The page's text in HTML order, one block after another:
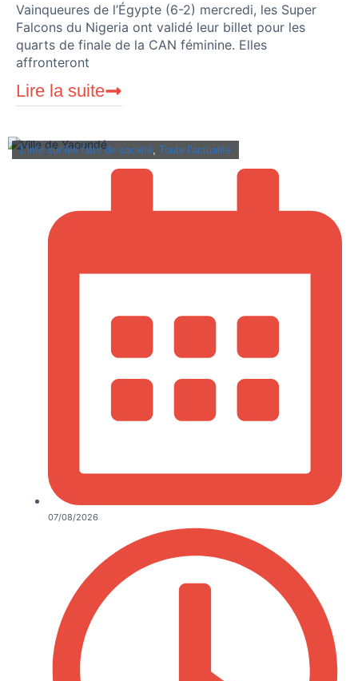
Vainqueures de l’Égypte (6-2) mercredi, les Super
Falcons du Nigeria ont validé leur billet pour les
quarts de finale de la CAN féminine. Elles
affronteront
Lire la suite
L'info sur les faits de société, Toute l'actualité
07/08/2026